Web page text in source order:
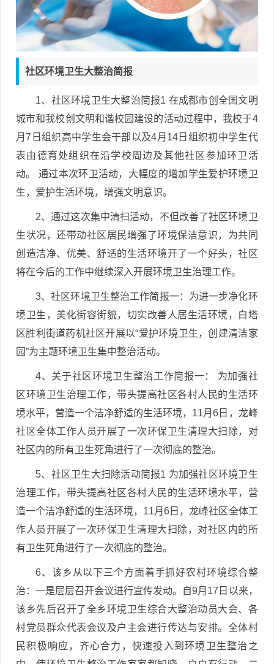
社区环境卫生大整治简报
1、社区环境卫生大整治简报1 在成都市创全国文明
城市和我校创文明和谐校园建设的活动过程中，我校于4
月7日组织高中学生会干部以及4月14日组织初中学生代
表由德育处组织在沿学校周边及其他社区参加环卫活
动。 通过本次环卫活动，大幅度的增加学生爱护环境卫
生，爱护生活环境，增强文明意识。
2、通过这次集中清扫活动，不但改善了社区环境卫
生状况，还带动社区居民增强了环境保洁意识，为共同
创造洁净、优美、舒适的生活环境开了一个好头，社区
将在今后的工作中继续深入开展环境卫生治理工作。
3、社区环境卫生整治工作简报一：为进一步净化环
境卫生，美化街容街貌，切实改善人居生活环境，白塔
区胜利街道药机社区开展以“爱护环境卫生，创建清洁家
园”为主题环境卫生集中整治活动。
4、关于社区环境卫生整治工作简报一： 为加强社
区环境卫生治理工作，带头提高社区各村人民的生活环
境水平，营造一个洁净舒适的生活环境，11月6日，龙峰
社区全体工作人员开展了一次环保卫生清理大扫除，对
社区内的所有卫生死角进行了一次彻底的整治。
5、社区卫生大扫除活动简报1 为加强社区环境卫生
治理工作，带头提高社区各村人民的生活环境水平，营
造一个洁净舒适的生活环境，11月6日，龙峰社区全体工
作人员开展了一次环保卫生清理大扫除，对社区内的所
有卫生死角进行了一次彻底的整治。
6、该乡从以下三个方面着手抓好农村环境综合整
治：一是层层召开会议进行宣传发动。自9月17日以来，
该乡先后召开了全乡环境卫生综合大整治动员大会、各
村党员群众代表会议及户主会进行传达与安排。全体村
民积极响应，齐心合力，快速投入到环境卫生整治之